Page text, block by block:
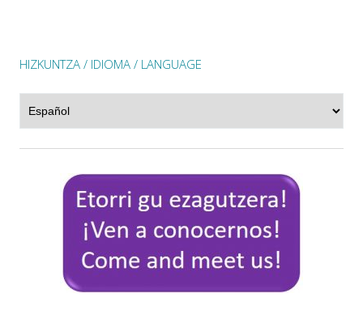
HIZKUNTZA / IDIOMA / LANGUAGE
Language